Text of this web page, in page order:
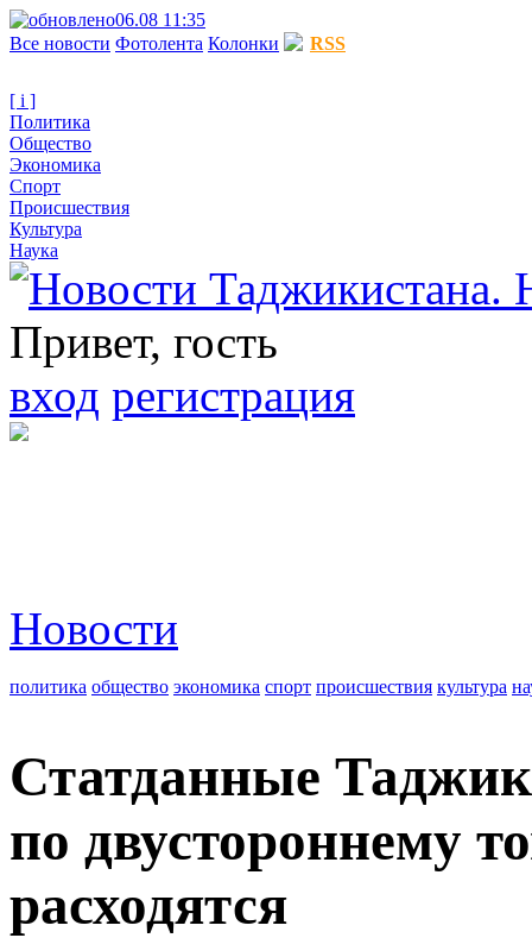
06.08 11:35
Все новости Фотолента Колонки RSS
[ i ]
Политика
Общество
Экономика
Спорт
Происшествия
Культура
Наука
Привет, гость
вход регистрация
Новости
политика общество экономика спорт происшествия культура
Статданные
по двустороннему
расходятся